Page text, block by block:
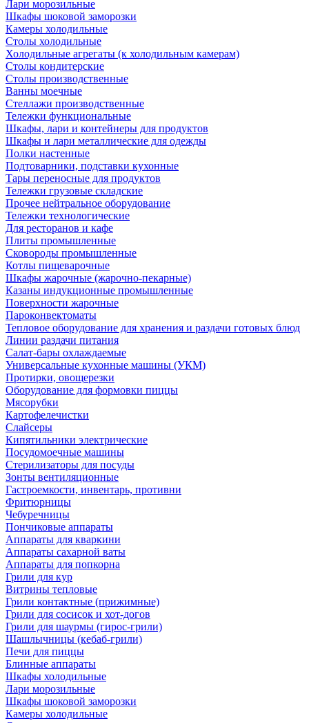
Лари морозильные
Шкафы шоковой заморозки
Камеры холодильные
Столы холодильные
Холодильные агрегаты (к холодильным камерам)
Столы кондитерские
Столы производственные
Ванны моечные
Стеллажи производственные
Тележки функциональные
Шкафы, лари и контейнеры для продуктов
Шкафы и лари металлические для одежды
Полки настенные
Подтоварники, подставки кухонные
Тары переносные для продуктов
Тележки грузовые складские
Прочее нейтральное оборудование
Тележки технологические
Для ресторанов и кафе
Плиты промышленные
Сковороды промышленные
Котлы пищеварочные
Шкафы жарочные (жарочно-пекарные)
Казаны индукционные промышленные
Поверхности жарочные
Пароконвектоматы
Тепловое оборудование для хранения и раздачи готовых блюд
Линии раздачи питания
Салат-бары охлаждаемые
Универсальные кухонные машины (УКМ)
Протирки, овощерезки
Оборудование для формовки пиццы
Мясорубки
Картофелечистки
Слайсеры
Кипятильники электрические
Посудомоечные машины
Стерилизаторы для посуды
Зонты вентиляционные
Гастроемкости, инвентарь, противни
Фритюрницы
Чебуречницы
Пончиковые аппараты
Аппараты для кваркини
Аппараты сахарной ваты
Аппараты для попкорна
Грили для кур
Витрины тепловые
Грили контактные (прижимные)
Грили для сосисок и хот-догов
Грили для шаурмы (гирос-грили)
Шашлычницы (кебаб-грили)
Печи для пиццы
Блинные аппараты
Шкафы холодильные
Лари морозильные
Шкафы шоковой заморозки
Камеры холодильные